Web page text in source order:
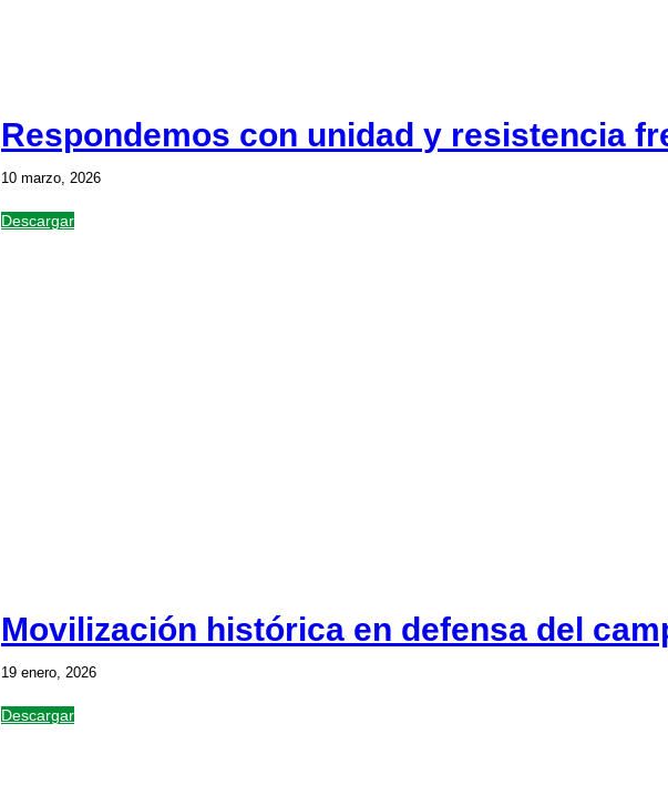
Respondemos con unidad y resistencia
10 marzo, 2026
Descargar
Movilización histórica en defensa del
19 enero, 2026
Descargar